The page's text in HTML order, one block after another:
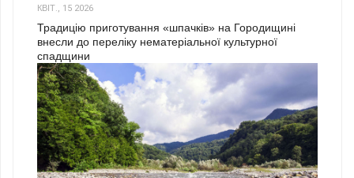
КВІТ., 15 2026
Традицію приготування «шпачків» на Городищині
внесли до переліку нематеріальної культурної
спадщини